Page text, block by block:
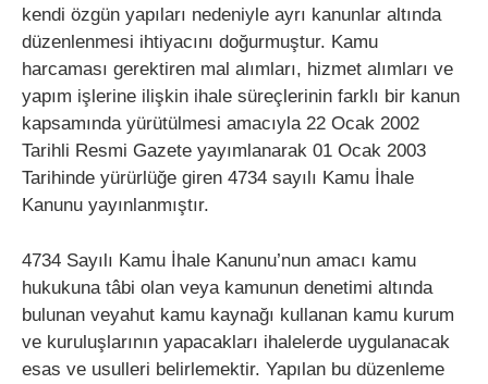
kendi özgün yapıları nedeniyle ayrı kanunlar altında
düzenlenmesi ihtiyacını doğurmuştur. Kamu
harcaması gerektiren mal alımları, hizmet alımları ve
yapım işlerine ilişkin ihale süreçlerinin farklı bir kanun
kapsamında yürütülmesi amacıyla 22 Ocak 2002
Tarihli Resmi Gazete yayımlanarak 01 Ocak 2003
Tarihinde yürürlüğe giren 4734 sayılı Kamu İhale
Kanunu yayınlanmıştır.
4734 Sayılı Kamu İhale Kanunu’nun amacı kamu
hukukuna tâbi olan veya kamunun denetimi altında
bulunan veyahut kamu kaynağı kullanan kamu kurum
ve kuruluşlarının yapacakları ihalelerde uygulanacak
esas ve usulleri belirlemektir. Yapılan bu düzenleme